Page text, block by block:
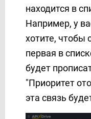
находится в
Например, у
хотите, чтобы
первая в
будет
"Приоритет
эта связь